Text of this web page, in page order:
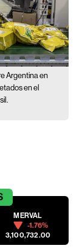
Argentina en
en el
MERVAL
-1.76%
3,100,732.00